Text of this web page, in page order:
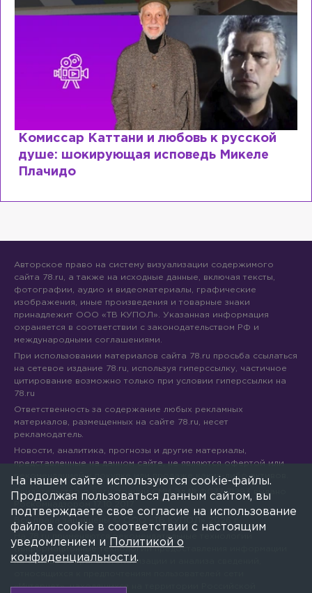
Комиссар Каттани и любовь к русской
душе: шокирующая исповедь Микеле
Плачидо
Авторское право на систему визуализации содержимого
сайта 78.ru, а также на исходные данные, включая тексты,
фотографии, аудио и видеоматериалы, графические
изображения, иные произведения и товарные знаки
принадлежит ООО «ТВ КУПОЛ». Указанная информация
охраняется в соответствии с законодательством РФ и
международными соглашениями.
При использовании материалов сайта 78.ru просьба ссылаться
на сетевое издание 78.ru, используя гиперссылку, частичное
цитирование возможно только при условии гиперссылки на
78.ru
Ответственность за содержание любых рекламных
материалов, размещенных на сайте 78.ru, несет
рекламодатель.
Новости, аналитика, прогнозы и другие материалы,
представленные на данном сайте, не являются офертой или
рекомендацией к покупке или продаже каких-либо активов.
Свидетельство о регистрации СМИ Эл № ФС77-71293 выдано
Все права защищены © ООО «ТВ КУПОЛ»
На 78.ru применяются рекомендательные технологии
(информационные технологии предоставления информации
на основе сбора, систематизации и анализа сведений,
«Интернет», находящихся на территории Российской
На нашем сайте используются cookie-файлы.
Продолжая пользоваться данным сайтом, вы
подтверждаете свое согласие на использование
файлов cookie в соответствии с настоящим
уведомлением и
Политикой о
конфиденциальности.